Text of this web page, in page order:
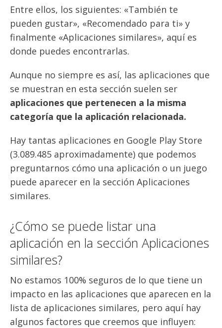
Entre ellos, los siguientes: «También te
pueden gustar», «Recomendado para ti» y
finalmente «Aplicaciones similares», aquí es
donde puedes encontrarlas.
Aunque no siempre es así, las aplicaciones que
se muestran en esta sección suelen ser
aplicaciones que pertenecen a la misma
categoría que la aplicación relacionada.
Hay tantas aplicaciones en Google Play Store
(3.089.485 aproximadamente) que podemos
preguntarnos cómo una aplicación o un juego
puede aparecer en la sección Aplicaciones
similares.
¿Cómo se puede listar una
aplicación en la sección Aplicaciones
similares?
No estamos 100% seguros de lo que tiene un
impacto en las aplicaciones que aparecen en la
lista de aplicaciones similares, pero aquí hay
algunos factores que creemos que influyen: